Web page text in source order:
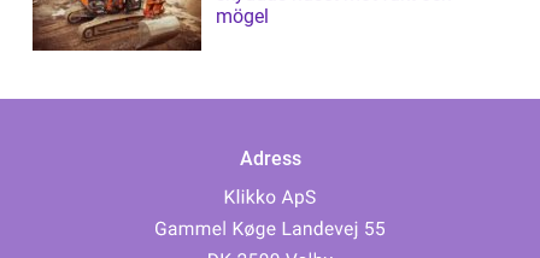
mögel
Adress